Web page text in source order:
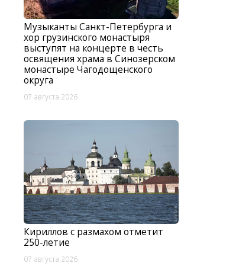
Музыканты Санкт-Петербурга и
хор грузинского монастыря
выступят на концерте в честь
освящения храма в Синозерском
монастыре Чагодощенского
округа
07 августа 2026
Кириллов с размахом отметит
250-летие
07 августа 2026